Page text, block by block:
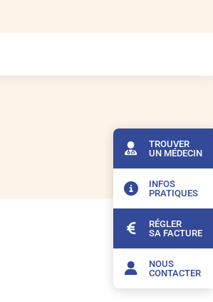
TROUVER
UN MÉDECIN
INFOS
PRATIQUES
RÉGLER
SA FACTURE
NOUS
CONTACTER